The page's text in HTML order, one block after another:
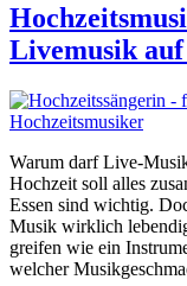
Livemusik
Warum darf Live-
Hochzeit soll alles
Essen sind wichtig.
Musik wirklich
greifen wie ein
welcher